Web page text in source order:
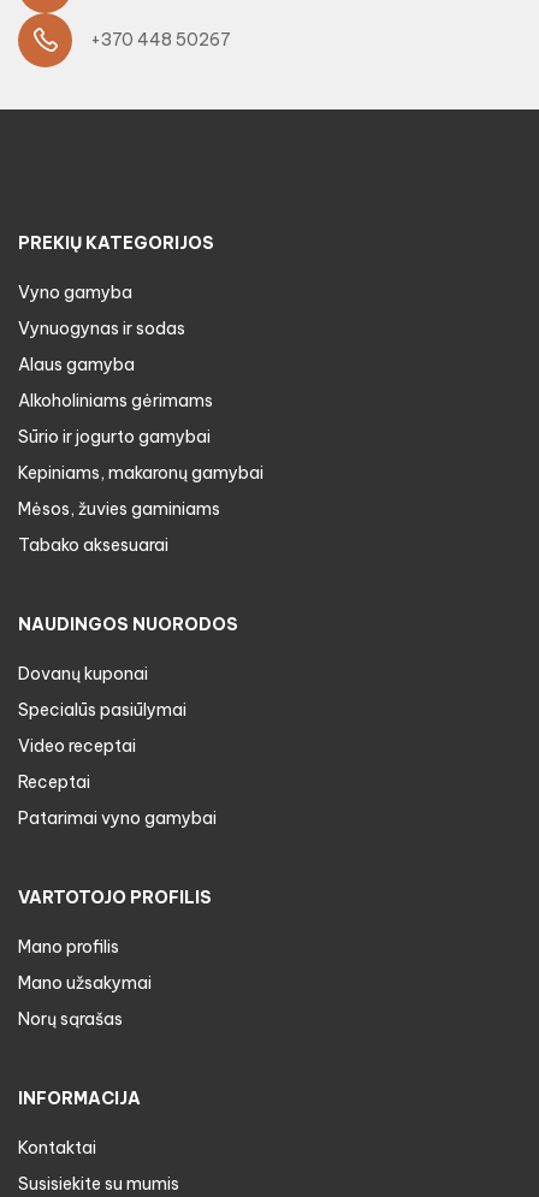
+370 448 50267
PREKIŲ KATEGORIJOS
Vyno gamyba
Vynuogynas ir sodas
Alaus gamyba
Alkoholiniams gėrimams
Sūrio ir jogurto gamybai
Kepiniams, makaronų gamybai
Mėsos, žuvies gaminiams
Tabako aksesuarai
NAUDINGOS NUORODOS
Dovanų kuponai
Specialūs pasiūlymai
Video receptai
Receptai
Patarimai vyno gamybai
VARTOTOJO PROFILIS
Mano profilis
Mano užsakymai
Norų sąrašas
INFORMACIJA
Kontaktai
Susisiekite su mumis